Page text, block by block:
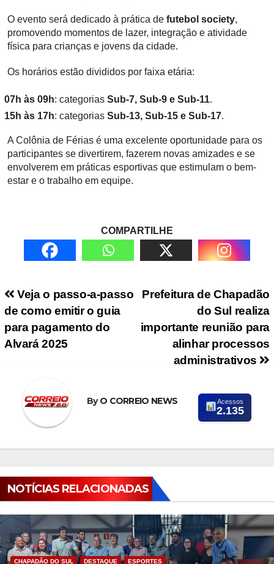
O evento será dedicado à prática de futebol society,
promovendo momentos de lazer, integração e atividade
física para crianças e jovens da cidade.
Os horários estão divididos por faixa etária:
07h às 09h: categorias Sub-7, Sub-9 e Sub-11.
15h às 17h: categorias Sub-13, Sub-15 e Sub-17.
A Colônia de Férias é uma excelente oportunidade para os
participantes se divertirem, fazerem novas amizades e se
envolverem em práticas esportivas que estimulam o bem-
estar e o trabalho em equipe.
COMPARTILHE
Navegação de PostPrefeitura de Chapadão
do Sul realiza
importante reunião para
alinhar processos
administrativos
Veja o passo-a-passo
de como emitir o guia
para pagamento do
Alvará 2025
ByO CORREIO NEWS Acessos
2.135
NOTÍCIAS RELACIONADAS
CHAPADÃO DO SUL DESTAQUE ESPORTES